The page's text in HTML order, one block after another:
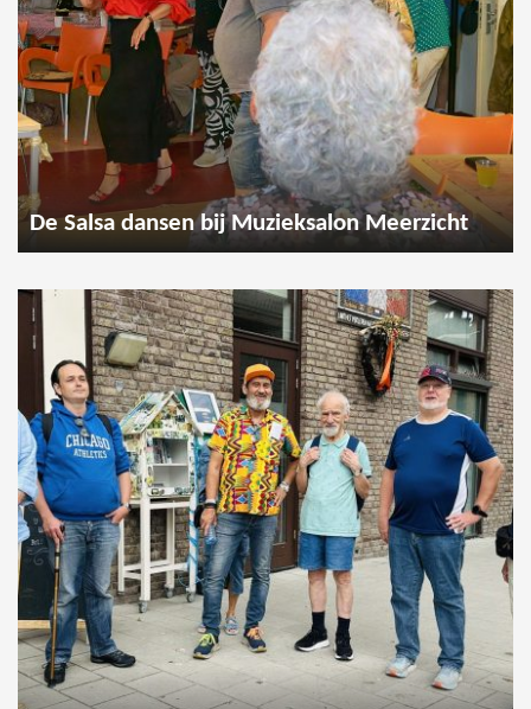
De Salsa dansen bij Muzieksalon Meerzicht